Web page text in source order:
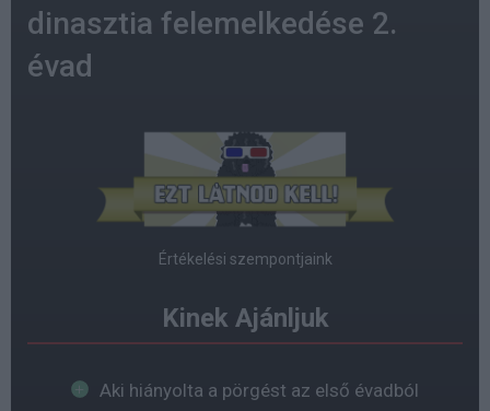
dinasztia felemelkedése 2.
évad
Értékelési szempontjaink
Kinek Ajánljuk
Aki hiányolta a pörgést az első évadból